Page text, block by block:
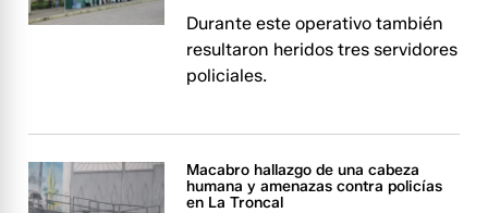
Durante este operativo también
resultaron heridos tres servidores
policiales.
Macabro hallazgo de una cabeza
humana y amenazas contra policías
en La Troncal